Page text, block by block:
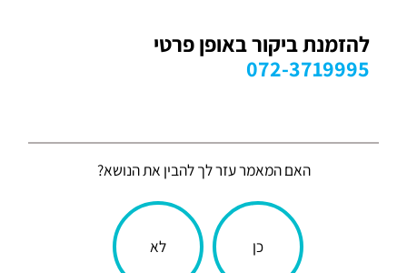
להזמנת ביקור באופן פרטי
072-3719995
האם המאמר עזר לך להבין את הנושא?
הכתבה
עניינה
כן לא